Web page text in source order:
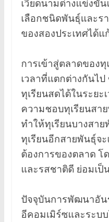
เวียดนามต่างแข่งขั
เลือกชนิดพันธุ์และร
ของสองประเทศได้
การเข้าสู่ตลาดของ
เวลาที่แตกต่างกันไ
ทุเรียนสดได้ในระย
ความชอบทุเรียนสา
ทำให้ทุเรียนบางสา
ทุเรียนอีกสายพันธุ์จ
ต้องการของตลาด
และรสชาติดี ย่อมเ
ปัจจุบันการพัฒนาอัน
อีคอมเมิร์ซและระบ